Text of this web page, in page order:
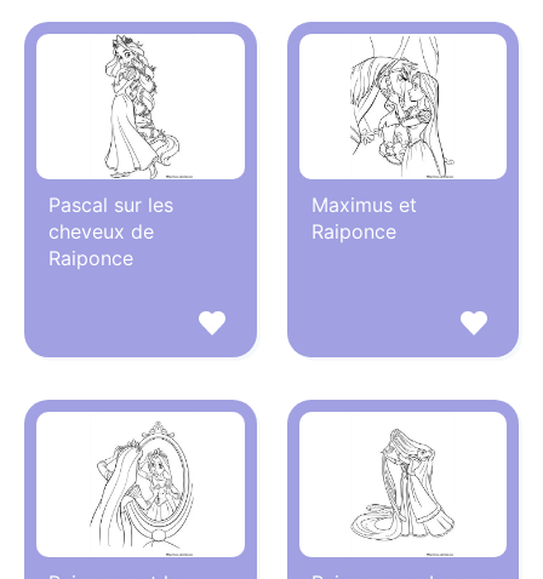
Pascal sur les
cheveux de
Raiponce
Maximus et
Raiponce